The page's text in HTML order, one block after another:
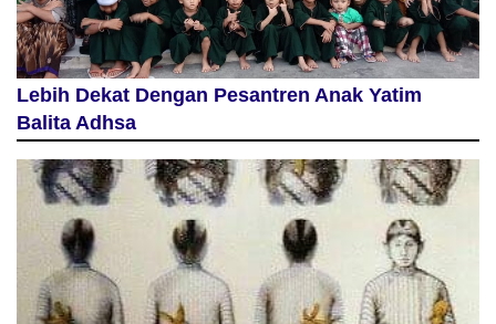
Lebih Dekat Dengan Pesantren Anak Yatim
Balita Adhsa